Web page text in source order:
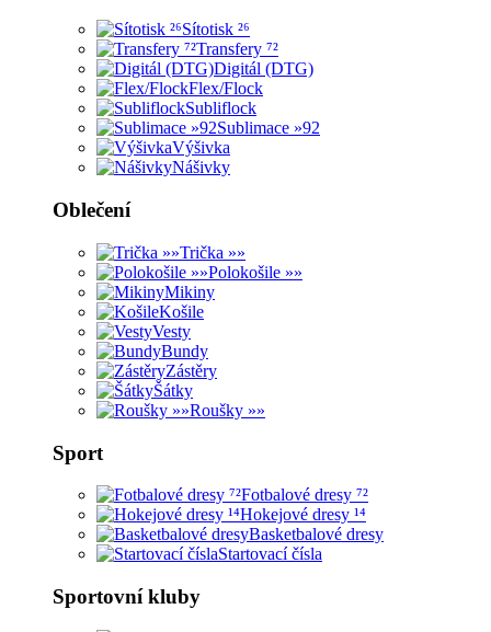
Sítotisk ²⁶
Transfery ⁷²
Digitál (DTG)
Flex/Flock
Subliflock
Sublimace »92
Výšivka
Nášivky
Oblečení
Trička »»
Polokošile »»
Mikiny
Košile
Vesty
Bundy
Zástěry
Šátky
Roušky »»
Sport
Fotbalové dresy ⁷²
Hokejové dresy ¹⁴
Basketbalové dresy
Startovací čísla
Sportovní kluby